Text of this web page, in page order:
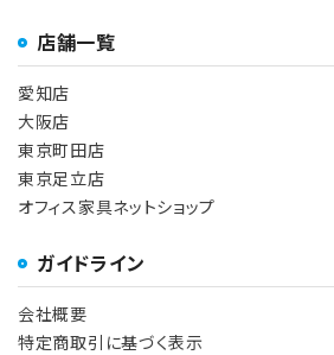
店舗一覧
愛知店
大阪店
東京町田店
東京足立店
オフィス家具ネットショップ
ガイドライン
会社概要
特定商取引に基づく表示